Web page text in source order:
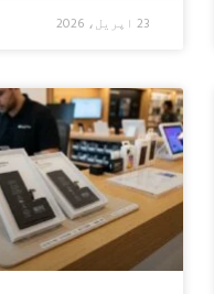
23 اپریل، 2026